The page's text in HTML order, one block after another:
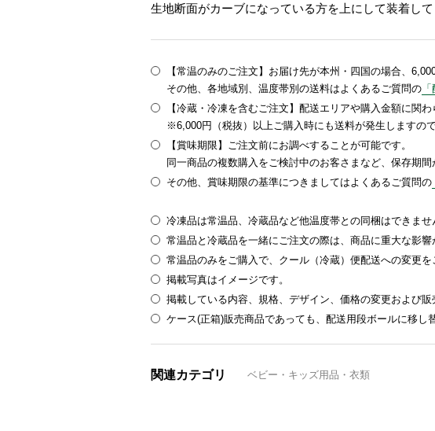
生地断面がカーブになっている方を上にして装着して
【常温のみのご注文】お届け先が本州・四国の場合、
その他、各地域別、温度帯別の送料はよくあるご質問の
【冷蔵・冷凍を含むご注文】配送エリアや購入金額に関
※6,000円（税抜）以上ご購入時にも送料が発生しますの
【賞味期限】ご注文前にお調べすることが可能です。
同一商品の複数購入をご検討中のお客さまなど、保存期
その他、賞味期限の基準につきましてはよくあるご質問の
冷凍品は常温品、冷蔵品など他温度帯との同梱はできませ
常温品と冷蔵品を一緒にご注文の際は、商品に重大な影
常温品のみをご購入で、クール（冷蔵）便配送への変更を
掲載写真はイメージです。
掲載している内容、規格、デザイン、価格の変更および
ケース(正箱)販売商品であっても、配送用段ボールに移し
関連カテゴリ ベビー・キッズ用品・衣類